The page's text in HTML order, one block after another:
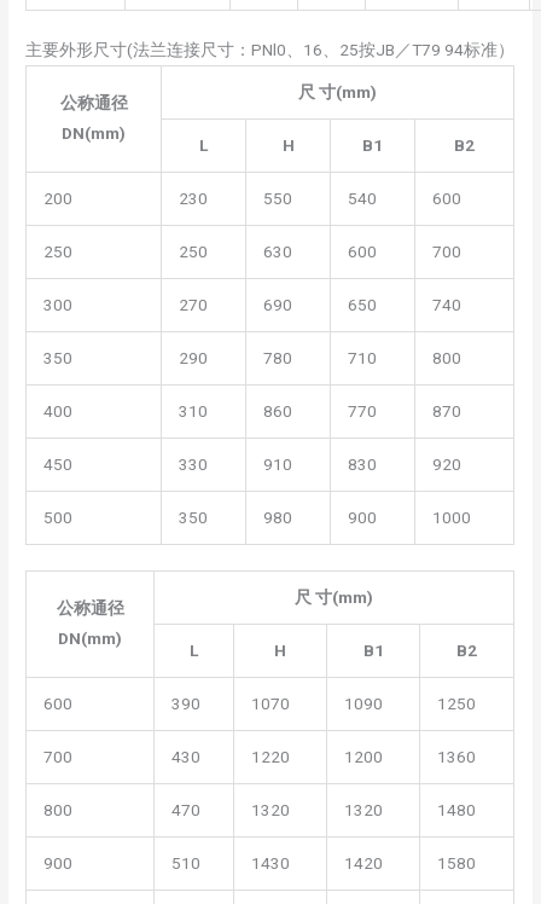
主要外形尺寸(法兰连接尺寸：PNl0、16、25按JB／T79 94标准）
公称通径
DN(mm)
尺 寸(mm)
L H B1 B2
200 230 550 540 600
250 250 630 600 700
300 270 690 650 740
350 290 780 710 800
400 310 860 770 870
450 330 910 830 920
500 350 980 900 1000
公称通径
DN(mm)
尺 寸(mm)
L H B1 B2
600 390 1070 1090 1250
700 430 1220 1200 1360
800 470 1320 1320 1480
900 510 1430 1420 1580